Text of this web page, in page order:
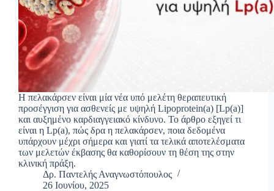
Η πελακάρσεν είναι μία νέα υπό μελέτη θεραπευτική
προσέγγιση για ασθενείς με υψηλή Lipoprotein(a) [Lp(a)]
και αυξημένο καρδιαγγειακό κίνδυνο. Το άρθρο εξηγεί τι
είναι η Lp(a), πώς δρα η πελακάρσεν, ποια δεδομένα
υπάρχουν μέχρι σήμερα και γιατί τα τελικά αποτελέσματα
των μελετών έκβασης θα καθορίσουν τη θέση της στην
κλινική πράξη.
Δρ. Παντελής Αναγνωστόπουλος
26 Ιουνίου, 2025